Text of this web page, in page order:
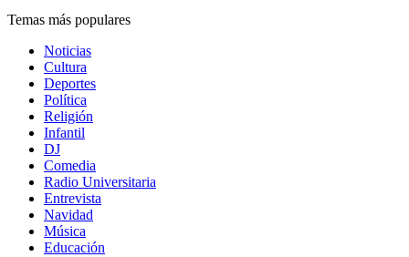
Temas más populares
Noticias
Cultura
Deportes
Política
Religión
Infantil
DJ
Comedia
Radio Universitaria
Entrevista
Navidad
Música
Educación